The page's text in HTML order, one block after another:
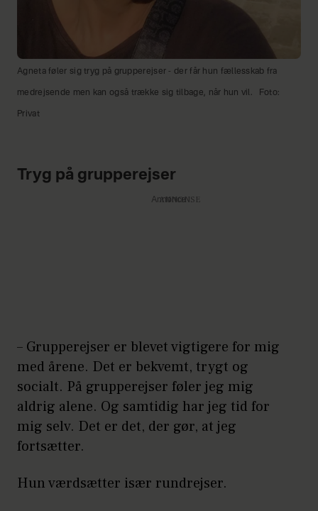
Agneta føler sig tryg på grupperejser - der får hun fællesskab fra
medrejsende men kan også trække sig tilbage, når hun vil. Foto:
Privat
Tryg på grupperejser
Annonce
– Grupperejser er blevet vigtigere for mig
med årene. Det er bekvemt, trygt og
socialt. På grupperejser føler jeg mig
aldrig alene. Og samtidig har jeg tid for
mig selv. Det er det, der gør, at jeg
fortsætter.
Hun værdsætter især rundrejser.